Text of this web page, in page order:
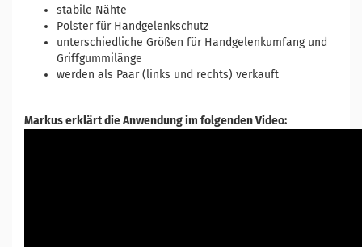
stabile Nähte
Polster für Handgelenkschutz
unterschiedliche Größen für Handgelenkumfang und
Griffgummilänge
werden als Paar (links und rechts) verkauft
Markus erklärt die Anwendung im folgenden Video: